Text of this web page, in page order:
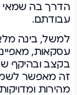
הדרך בה שמאי
עבודתם.
למשל, בינה
עסקאות,
בקצב ובהיקף
זה מאפשר
מהירות